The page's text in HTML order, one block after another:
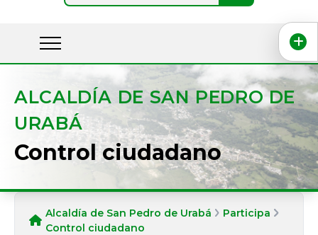
ALCALDÍA DE SAN PEDRO DE
URABÁ
Control ciudadano
Alcaldía de San Pedro de Urabá
Participa
Control ciudadano